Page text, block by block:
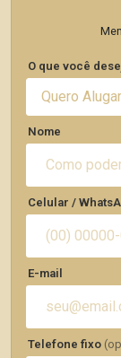
O que você
Quero Alugar
Nome
Celular /
E-mail
Telefone fixo